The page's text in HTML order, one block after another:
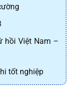
hồi Việt Nam –
tốt nghiệp